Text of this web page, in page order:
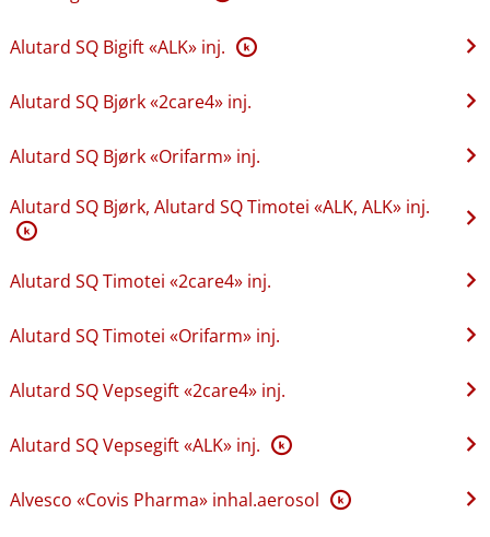
Alutard SQ Bigift «ALK» inj. K
Alutard SQ Bjørk «2care4» inj.
Alutard SQ Bjørk «Orifarm» inj.
Alutard SQ Bjørk, Alutard SQ Timotei «ALK, ALK» inj.
K
Alutard SQ Timotei «2care4» inj.
Alutard SQ Timotei «Orifarm» inj.
Alutard SQ Vepsegift «2care4» inj.
Alutard SQ Vepsegift «ALK» inj. K
Alvesco «Covis Pharma» inhal.aerosol K